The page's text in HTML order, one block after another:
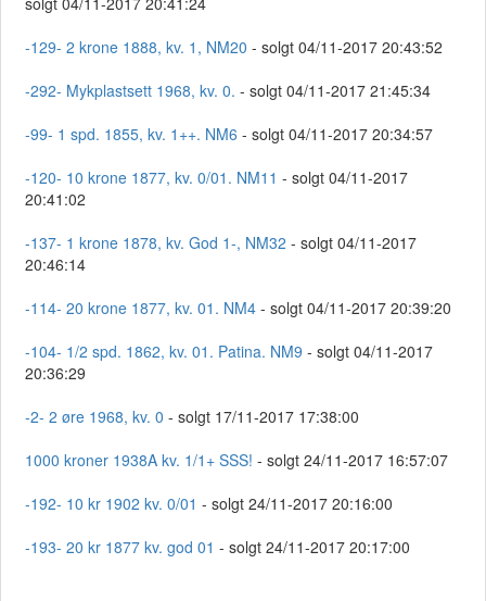
-129- 2 krone 1888, kv. 1, NM20 - solgt 04/11-2017 20:43:52
-292- Mykplastsett 1968, kv. 0. - solgt 04/11-2017 21:45:34
-99- 1 spd. 1855, kv. 1++. NM6 - solgt 04/11-2017 20:34:57
-120- 10 krone 1877, kv. 0/01. NM11 - solgt 04/11-2017
20:41:02
-137- 1 krone 1878, kv. God 1-, NM32 - solgt 04/11-2017
20:46:14
-114- 20 krone 1877, kv. 01. NM4 - solgt 04/11-2017 20:39:20
-104- 1/2 spd. 1862, kv. 01. Patina. NM9 - solgt 04/11-2017
20:36:29
-2- 2 øre 1968, kv. 0 - solgt 17/11-2017 17:38:00
1000 kroner 1938A kv. 1/1+ SSS! - solgt 24/11-2017 16:57:07
-192- 10 kr 1902 kv. 0/01 - solgt 24/11-2017 20:16:00
-193- 20 kr 1877 kv. god 01 - solgt 24/11-2017 20:17:00